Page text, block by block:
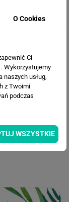
O Cookies
Ci
Wykorzystujemy
usług,
z Twoimi
podczas
WSZYSTKIE